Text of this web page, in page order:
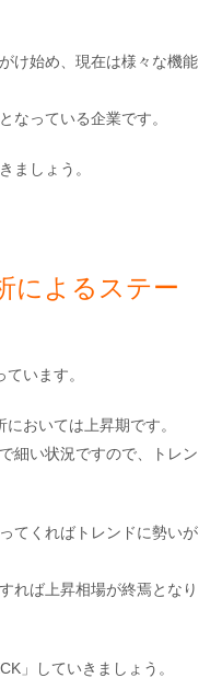
け始め、現在は様々な機能
なっている企業です。
ましょう。
によるステー
います。
おいては上昇期です。
細い状況ですので、トレン
てくればトレンドに勢いが
れば上昇相場が終焉となり
」していきましょう。